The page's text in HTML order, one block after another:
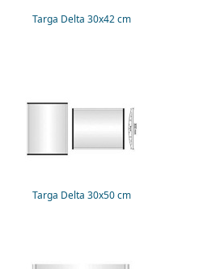
Targa Delta 30x42 cm
Targa Delta 30x50 cm